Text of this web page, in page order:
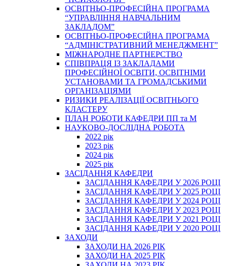
ОСВІТНЬО-ПРОФЕСІЙНА ПРОГРАМА
“УПРАВЛІННЯ НАВЧАЛЬНИМ
ЗАКЛАДОМ”
ОСВІТНЬО-ПРОФЕСІЙНА ПРОГРАМА
“АДМІНІСТРАТИВНИЙ МЕНЕДЖМЕНТ”
МІЖНАРОДНЕ ПАРТНЕРСТВО
СПІВПРАЦЯ ІЗ ЗАКЛАДАМИ
ПРОФЕСІЙНОЇ ОСВІТИ, ОСВІТНІМИ
УСТАНОВАМИ ТА ГРОМАДСЬКИМИ
ОРГАНІЗАЦІЯМИ
РИЗИКИ РЕАЛІЗАЦІЇ ОСВІТНЬОГО
КЛАСТЕРУ
ПЛАН РОБОТИ КАФЕДРИ ПП та М
НАУКОВО-ДОСЛІДНА РОБОТА
2022 рік
2023 рік
2024 рік
2025 рік
ЗАСІДАННЯ КАФЕДРИ
ЗАСІДАННЯ КАФЕДРИ У 2026 РОЦІ
ЗАСІДАННЯ КАФЕДРИ У 2025 РОЦІ
ЗАСІДАННЯ КАФЕДРИ У 2024 РОЦІ
ЗАСІДАННЯ КАФЕДРИ У 2023 РОЦІ
ЗАСІДАННЯ КАФЕДРИ У 2021 РОЦІ
ЗАСІДАННЯ КАФЕДРИ У 2020 РОЦІ
ЗАХОДИ
ЗАХОДИ НА 2026 РІК
ЗАХОДИ НА 2025 РІК